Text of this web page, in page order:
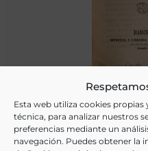
Esta web utiliza cookies
técnica, para analizar nuestros
preferencias mediante un
navegación. Puedes obtener la
Terapéutica aplicada, o,
Debreyne, Pierre-